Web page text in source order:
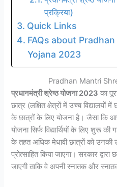
प्रक्रिया)
Quick Links
FAQs about
Yojana 2023
Pradhan Mantri
प्रधानमंत्री श्रेष्ठ योजना 2023 का
छात्र (लक्षित क्षेत्रों में उच्च विद्यालयों में
के छात्रों के लिए योजना है। जैसा कि
योजना सिर्फ विद्यार्थियों के लिए शुरू
के तहत अधिक मेधावी छात्रों को उनकी
प्रोत्साहित किया जाएगा। सरकार
जाएगी ताकि वे अपनी स्नातक और